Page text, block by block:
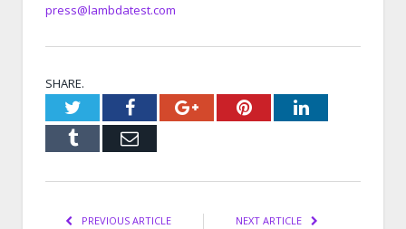
press@lambdatest.com
SHARE.
TwitterFacebookGoogle+PinterestLinkedIn
Tumblr Email
PREVIOUS ARTICLE NEXT ARTICLE